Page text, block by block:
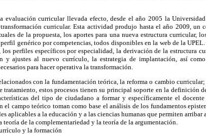
evaluación curricular llevada efecto, desde el año 2005 la
curricular. Esta actividad produjo hasta el año 2009, un
de la propuesta, los aportes para una nueva estructura curricular,
genérico por competencias, todos disponibles en la web de la UPEL.
los perfiles específicos por especialidad, la derivación de la estructura
y ajustes al nuevo currículo, la estrategia de implantación, así
para hacer operativa la transformación.
con la fundamentación teórica, la reforma o cambio curricular;
tratamiento, estos procesos tienen su principal soporte en la definición
del tipo de ciudadano a formar y específicamente el
el campo teórico toman como base el análisis de los fundamentos
aplicables a la educación y a las ciencias humanas que permiten
teoría de la complementariedad y la teoría de la argumentación.
y la formación